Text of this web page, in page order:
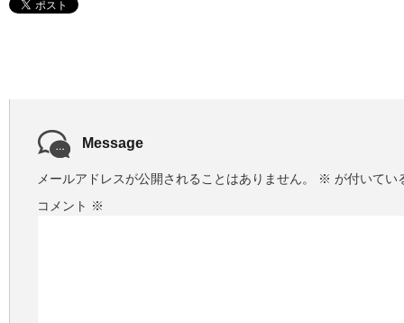
Message
メールアドレスが公開されることはありません。 ※ が付いてい
コメント ※